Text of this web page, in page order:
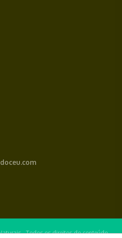
- Todos os direitos do conteúdo